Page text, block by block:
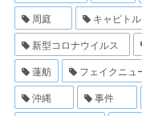
周庭
キャピト
新型コロナウイルス
蓮舫
フェイクニュ
沖縄
事件